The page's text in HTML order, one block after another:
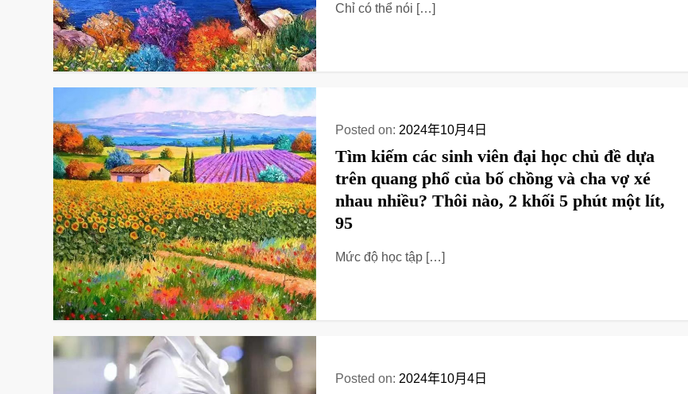
Chỉ có thể nói […]
Posted on: 2024年10月4日
Tìm kiếm các sinh viên đại học chủ đề dựa
trên quang phổ của bố chồng và cha vợ xé
nhau nhiều? Thôi nào, 2 khối 5 phút một lít,
95
Mức độ học tập […]
Posted on: 2024年10月4日